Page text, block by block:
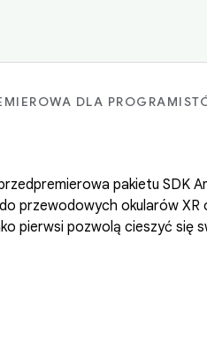
DLA
pakietu SDK
przewodowych okularów XR
pierwsi pozwolą cieszyć się